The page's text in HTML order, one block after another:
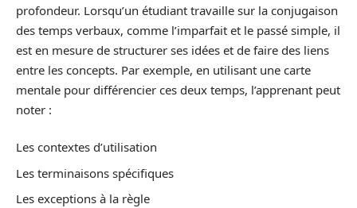
profondeur. Lorsqu’un étudiant travaille sur la conjugaison
des temps verbaux, comme l’imparfait et le passé simple, il
est en mesure de structurer ses idées et de faire des liens
entre les concepts. Par exemple, en utilisant une carte
mentale pour différencier ces deux temps, l’apprenant peut
noter :
Les contextes d’utilisation
Les terminaisons spécifiques
Les exceptions à la règle